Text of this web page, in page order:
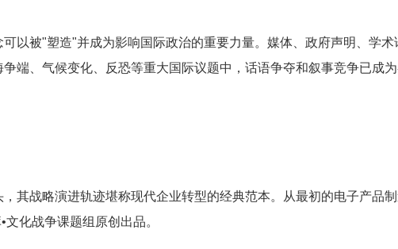
以被"塑造"并成为影响国际政治的重要力量。媒体、政府声明、学
端、气候变化、反恐等重大国际议题中，话语争夺和叙事竞争已成
其战略演进轨迹堪称现代企业转型的经典范本。从最初的电子产品
化战争课题组原创出品。